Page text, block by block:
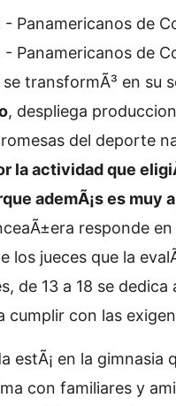
- Panamericanos de
- Panamericanos de
se transformÃ³ en su
, despliega
del deporte
la actividad que
ademÃ¡s es muy
responde
los jueces que la
de 13 a 18 se
cumplir con las
estÃ¡ en la gimnasia
con familiares y